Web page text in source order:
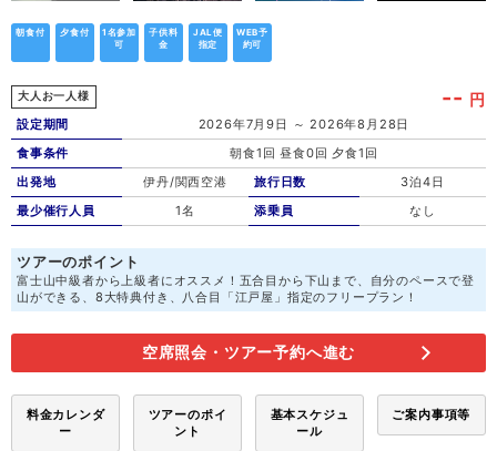
朝食付 夕食付
1名参加
可
子供料
金
JAL便
指定
WEB予
約可
大人お一人様 -- 円
設定期間
2026年7月9日 ～ 2026年8月28日
食事条件
朝食1回 昼食0回 夕食1回
出発地
伊丹/関西空港
最少催行人員
1名
旅行日数
3泊4日
添乗員
なし
ツアーのポイント
富士山中級者から上級者にオススメ！五合目から下山まで、自分のペースで登
山ができる、8大特典付き、八合目「江戸屋」指定のフリープラン！
空席照会・ツアー予約へ進む
料金カレンダ
ー
ツアーのポイ
ント
基本スケジュ
ール
ご案内事項等